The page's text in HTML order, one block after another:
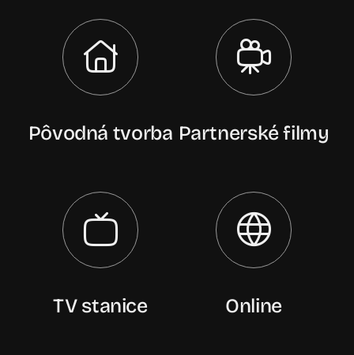
Pôvodná tvorba Partnerské filmy
TV stanice Online